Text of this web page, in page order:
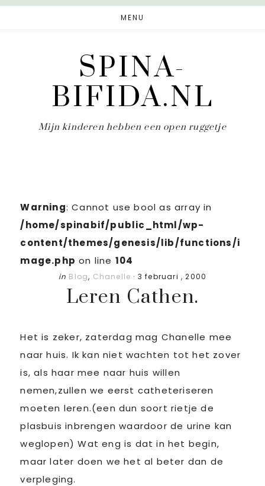
Door
Spring
MENU
SPINA-
BIFIDA.NL
Mijn kinderen hebben een open ruggetje
Warning: Cannot use bool as array in
/home/spinabif/public_html/wp-
content/themes/genesis/lib/functions/i
mage.php on line 104
in Blog, Chanelle · 3 februari , 2000
Leren Cathen.
Het is zeker, zaterdag mag Chanelle mee
naar huis. Ik kan niet wachten tot het zover
is, als haar mee naar huis willen
nemen,zullen we eerst catheteriseren
moeten leren.(een dun soort rietje de
plasbuis inbrengen waardoor de urine kan
weglopen) Wat eng is dat in het begin,
maar later doen we het al beter dan de
verpleging.